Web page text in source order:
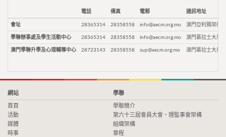
電話 傳真 電郵 通訊地址
會址 28365314 28358558 info@aecm.org.mo 澳門亞利鴉架街9
學聯辦事處及學生活動中心 28365314 28358558 info@aecm.org.mo 澳門慕拉士大馬
澳門學聯升學及心理輔導中心 28723143 28358558 sup@aecm.org.mo 澳門慕拉士大馬
網站
首頁
活動
媒體
時事
學聯
學聯簡介
第六十三屆會員大會、理監事會架構
組織架構
章程